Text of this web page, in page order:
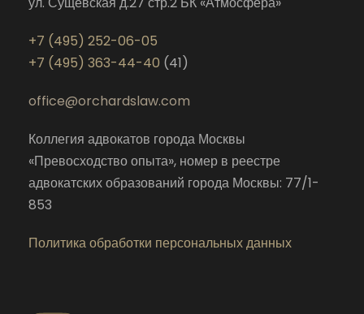
+7 (495) 252-06-05
+7 (495) 363-44-40 (41)
office@orchardslaw.com
Коллегия адвокатов города Москвы
«Превосходство опыта», номер в реестре
адвокатских образований города Москвы: 77/1-
853
Политика обработки персональных данных